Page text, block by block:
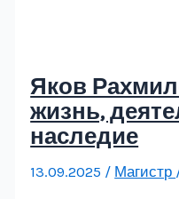
Яков
жизнь,
наследие
13.09.2025 / Магистр